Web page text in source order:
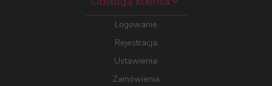
Logowanie
Rejestracja
Ustawienia
Zamówienia